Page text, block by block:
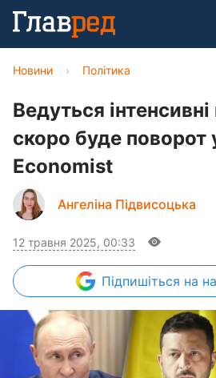
Новини › Політика
Ведуться
скоро буде поворот
Economist
Ангеліна Підвисоцька
12 травня 2025, 00:33
Підпишіться на